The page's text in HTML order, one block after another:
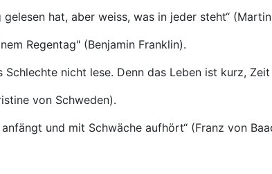
hat, aber weiss, was in jeder steht“
Regentag" (Benjamin Franklin).
Schlechte nicht lese. Denn das Leben ist kurz,
von Schweden).
und mit Schwäche aufhört“ (Franz von